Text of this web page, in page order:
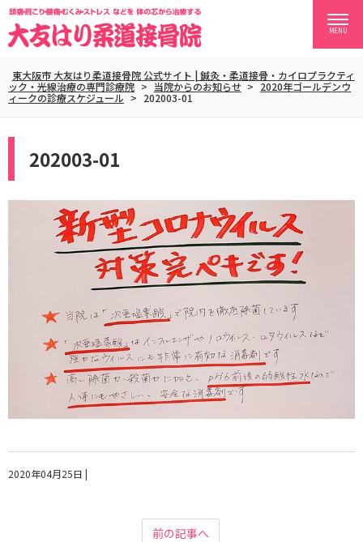
MENU
東大阪市 大友はり柔道接骨院 公式サイト | 鍼灸・柔道接骨・カイロプラクティ
ック・光線治療の専門診療院 > 当院からのお知らせ > 2020年ゴールデンウ
ィークの診療スケジュール > 202003-01
202003-01
2020年04月25日 |
前の記事へ